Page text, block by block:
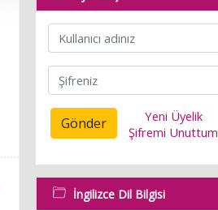
Gönder
Yeni Üyelik
Şifremi Unuttum
İngilizce Dil Bilgisi